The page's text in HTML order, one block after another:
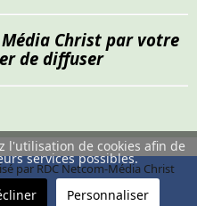
Christ par votre
de diffuser
par RDC Netcom-Média Christ
l'utilisation de cookies afin de
services possibles.
Personnaliser